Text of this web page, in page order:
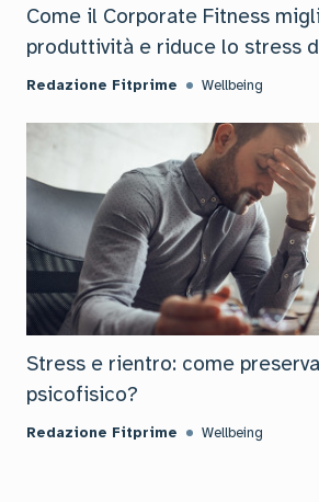
Come il Corporate Fitness
produttività e riduce lo stress
Redazione Fitprime Wellbeing
Stress e rientro: come
psicofisico?
Redazione Fitprime Wellbeing